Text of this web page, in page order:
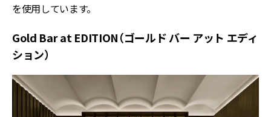
を使用しています。
Gold Bar at EDITION（ゴールド バー アット エディ
ション）